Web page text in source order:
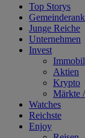
Top Storys
Junge Reiche
Unternehmen
Invest
Aktien
Krypto
Märkte
Watches
Reichste
Enjoy